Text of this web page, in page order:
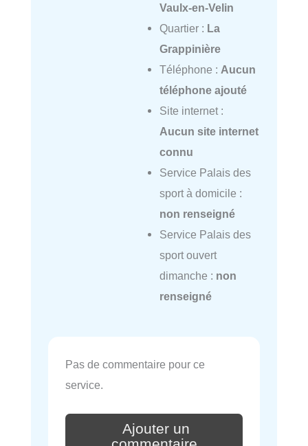
Vaulx-en-Velin
Quartier : La
Grappinière
Téléphone : Aucun
téléphone ajouté
Site internet :
Aucun site internet
connu
Service Palais des
sport à domicile :
non renseigné
Service Palais des
sport ouvert
dimanche : non
renseigné
Pas de commentaire pour ce
service.
Ajouter un